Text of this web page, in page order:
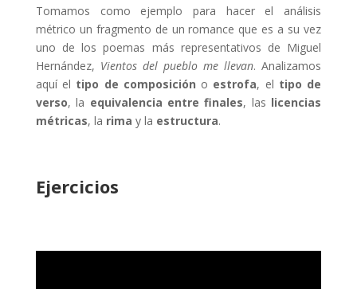
Tomamos como ejemplo para hacer el análisis
métrico un fragmento de un romance que es a su vez
uno de los poemas más representativos de Miguel
Hernández, Vientos del pueblo me llevan. Analizamos
aquíel tipo de composición o estrofa, el tipo de
verso, la equivalencia entre finales, las licencias
métricas, la rima y la estructura.
Ejercicios